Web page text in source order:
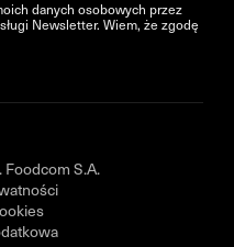
danych osobowych przez
Newsletter. Wiem, że zgodę
S.A.